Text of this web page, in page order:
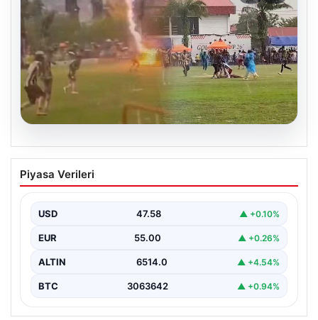
04.08.2026
Olmaz denen oldu! Maç sırasında
yıldırım çarptı: O futbolcu hayatını
Piyasa Verileri
USD 47.58 ▲ +0.10%
EUR 55.00 ▲ +0.26%
ALTIN 6514.0 ▲ +4.54%
BTC 3063642 ▲ +0.94%